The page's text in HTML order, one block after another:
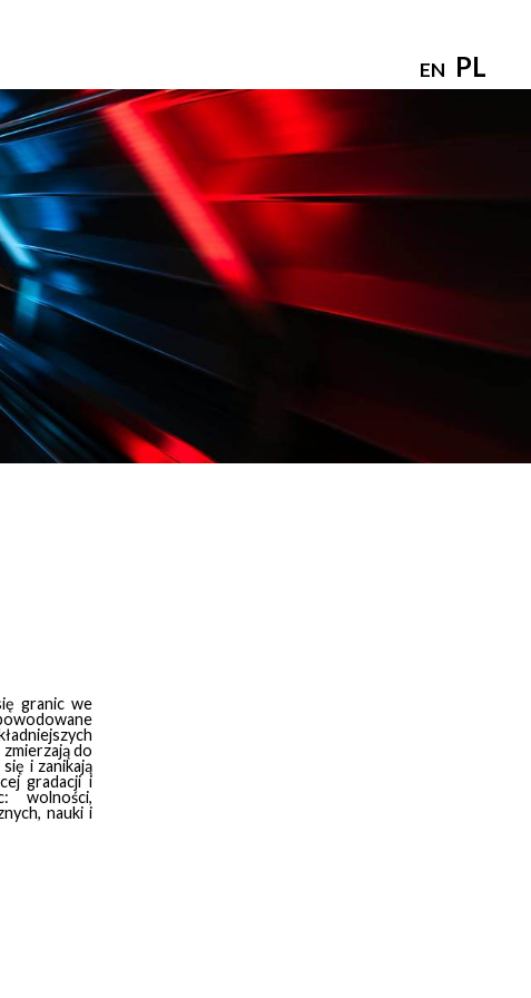
EN PL
granic we
do
i zanikają
gradacji i
wolności,
nauki i